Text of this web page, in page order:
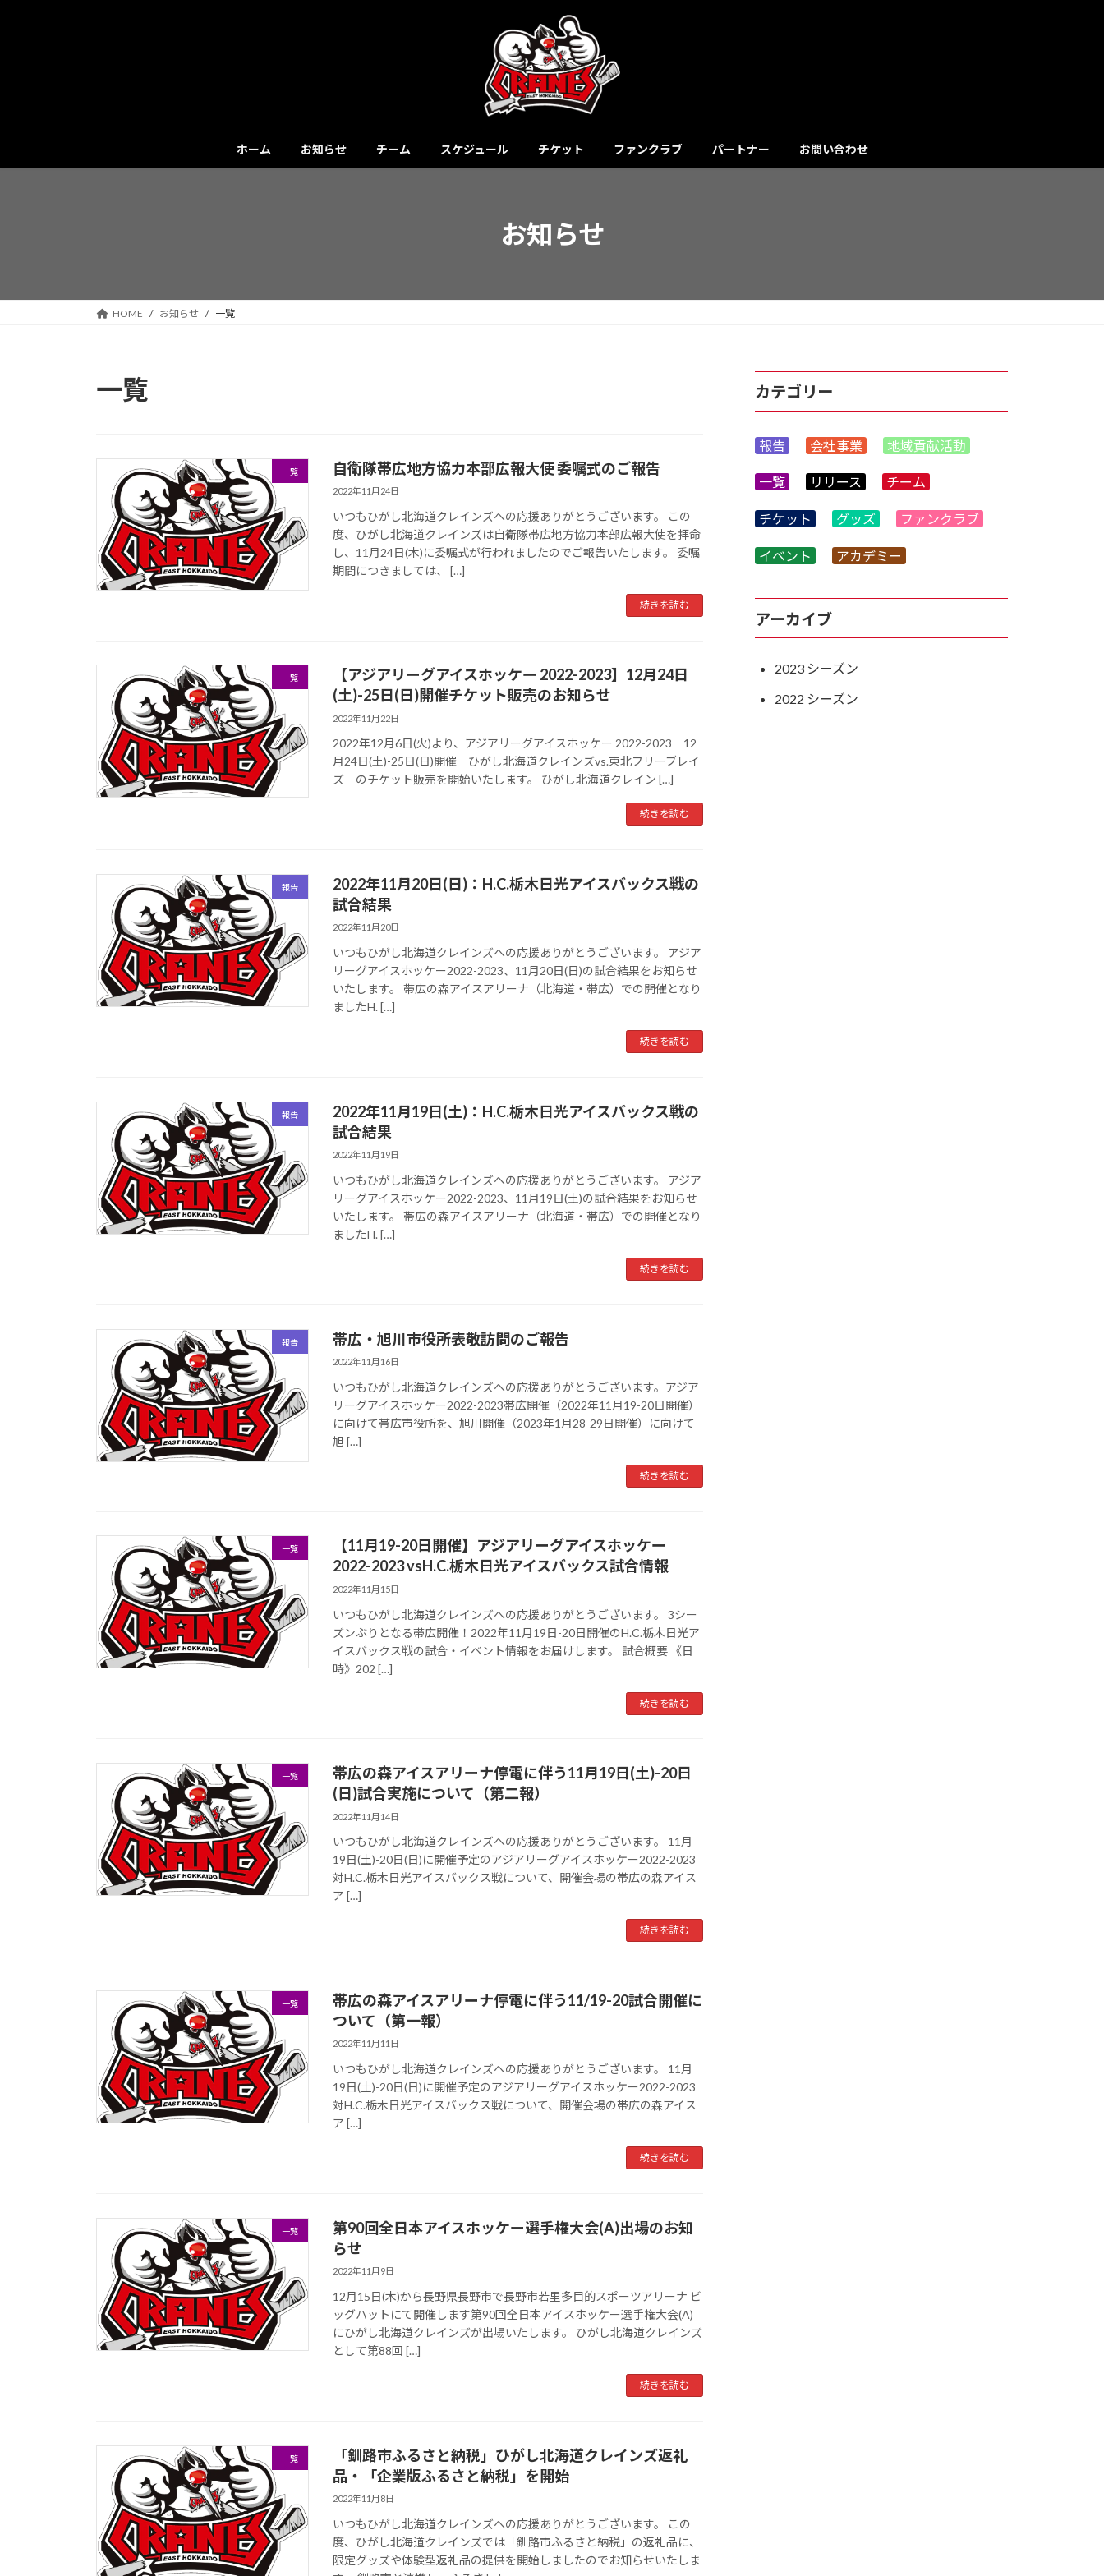
ッ
移
ホーム お知らせ チーム スケジュール チケット ファンクラブ パートナー お問い合わせ
お知らせ
HOME お知らせ 一覧
一覧
一覧 自衛隊帯広地方協力本部広報大使 委嘱式のご報告
2022年11月24日
いつもひがし北海道クレインズへの応援ありがとうございます。 この
度、ひがし北海道クレインズは自衛隊帯広地方協力本部広報大使を拝命
し、11月24日(木)に委嘱式が行われましたのでご報告いたします。 委嘱
期間につきましては、 […]
続きを読む
一覧
【アジアリーグアイスホッケー 2022-2023】12月24日
(土)-25日(日)開催チケット販売のお知らせ
2022年11月22日
2022年12月6日(火)より、アジアリーグアイスホッケー 2022-2023 12
月24日(土)-25日(日)開催 ひがし北海道クレインズvs.東北フリーブレイ
ズ のチケット販売を開始いたします。 ひがし北海道クレイン […]
続きを読む
報告
2022年11月20日(日)：H.C.栃木日光アイスバックス戦の
試合結果
2022年11月20日
いつもひがし北海道クレインズへの応援ありがとうございます。 アジア
リーグアイスホッケー2022-2023、11月20日(日)の試合結果をお知らせ
いたします。 帯広の森アイスアリーナ（北海道・帯広）での開催となり
ましたH. […]
続きを読む
報告
2022年11月19日(土)：H.C.栃木日光アイスバックス戦の
試合結果
2022年11月19日
いつもひがし北海道クレインズへの応援ありがとうございます。 アジア
リーグアイスホッケー2022-2023、11月19日(土)の試合結果をお知らせ
いたします。 帯広の森アイスアリーナ（北海道・帯広）での開催となり
ましたH. […]
続きを読む
報告 帯広・旭川市役所表敬訪問のご報告
2022年11月16日
いつもひがし北海道クレインズへの応援ありがとうございます。アジア
リーグアイスホッケー2022-2023帯広開催（2022年11月19-20日開催）
に向けて帯広市役所を、旭川開催（2023年1月28-29日開催）に向けて
旭 […]
続きを読む
一覧
【11月19-20日開催】アジアリーグアイスホッケー
2022-2023 vsH.C.栃木日光アイスバックス試合情報
2022年11月15日
いつもひがし北海道クレインズへの応援ありがとうございます。 3シー
ズンぶりとなる帯広開催！2022年11月19日-20日開催のH.C.栃木日光ア
イスバックス戦の試合・イベント情報をお届けします。 試合概要 《日
時》202 […]
続きを読む
一覧
帯広の森アイスアリーナ停電に伴う11月19日(土)-20日
(日)試合実施について（第二報）
2022年11月14日
いつもひがし北海道クレインズへの応援ありがとうございます。 11月
19日(土)-20日(日)に開催予定のアジアリーグアイスホッケー2022-2023
対H.C.栃木日光アイスバックス戦について、開催会場の帯広の森アイス
ア […]
続きを読む
一覧
帯広の森アイスアリーナ停電に伴う11/19-20試合開催に
ついて（第一報）
2022年11月11日
いつもひがし北海道クレインズへの応援ありがとうございます。 11月
19日(土)-20日(日)に開催予定のアジアリーグアイスホッケー2022-2023
対H.C.栃木日光アイスバックス戦について、開催会場の帯広の森アイス
ア […]
続きを読む
一覧
第90回全日本アイスホッケー選手権大会(A)出場のお知
らせ
2022年11月9日
12月15日(木)から長野県長野市で長野市若里多目的スポーツアリーナ ビ
ッグハットにて開催します第90回全日本アイスホッケー選手権大会(A)
にひがし北海道クレインズが出場いたします。 ひがし北海道クレインズ
として第88回 […]
続きを読む
一覧
「釧路市ふるさと納税」ひがし北海道クレインズ返礼
品・「企業版ふるさと納税」を開始
2022年11月8日
いつもひがし北海道クレインズへの応援ありがとうございます。 この
度、ひがし北海道クレインズでは「釧路市ふるさと納税」の返礼品に、
限定グッズや体験型返礼品の提供を開始しましたのでお知らせいたしま
カテゴリー
報告 会社事業 地域貢献活動
一覧 リリース チーム
チケット グッズ ファンクラブ
イベント アカデミー
アーカイブ
2023
2022